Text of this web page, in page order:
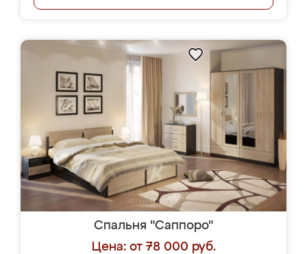
Спальня "Саппоро"
Цена: от 78 000 руб.